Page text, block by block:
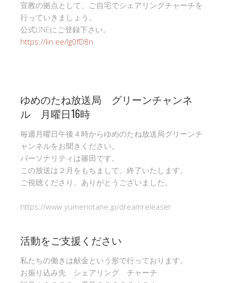
宣教の拠点として、ご自宅でシェアリングチャーチを
行っていきましょう。
公式LINEにご登録下さい。
https://lin.ee/Ig0fD8n
ゆめのたね放送局 グリーンチャンネ
ル 月曜日16時
毎週月曜日午後４時からゆめのたね放送局グリーンチ
ャンネルをお聞きください。
パーソナリティは篠田です。
この放送は２月をもちまして、終了いたします。
ご視聴くださり、ありがとうございました。
https://www.yumenotane.jp/dreamreleaser
活動をご支援ください
私たちの働きは献金という形で行っております。
お振り込み先 シェアリング チャーチ